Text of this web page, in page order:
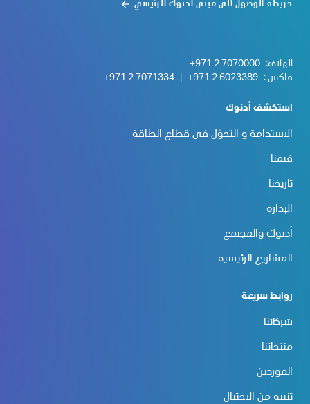
خريطة الوصول الى مبنى أدنوك الرئيسي
الهاتف: +971 2 7070000
فاكس : +971 2 6023389
+971 2 7071334
استكشف أدنوك
الاستدامة و التحوّل في قطاع الطاقة
قيمنا
تاريخنا
الإدارة
أدنوك والمجتمع
المشاريع الرئيسية
روابط سريعة
شركائنا
منتجاتنا
الموردين
تنبيه من الاحتيال